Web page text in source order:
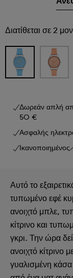
Διατίθεται σε 2
Δωρεάν απλή
50 €
Ασφαλής
Αυτό το
τυπωμένο εφέ
ανοιχτό μπλε,
κίτρινο και
γκρι. Την ώρα
ανοιχτό κίτρινο
γυαλισμένη